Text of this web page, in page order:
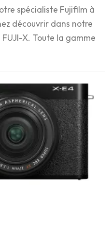
spécialiste Fujifilm à
découvrir dans notre
X. Toute la gamme